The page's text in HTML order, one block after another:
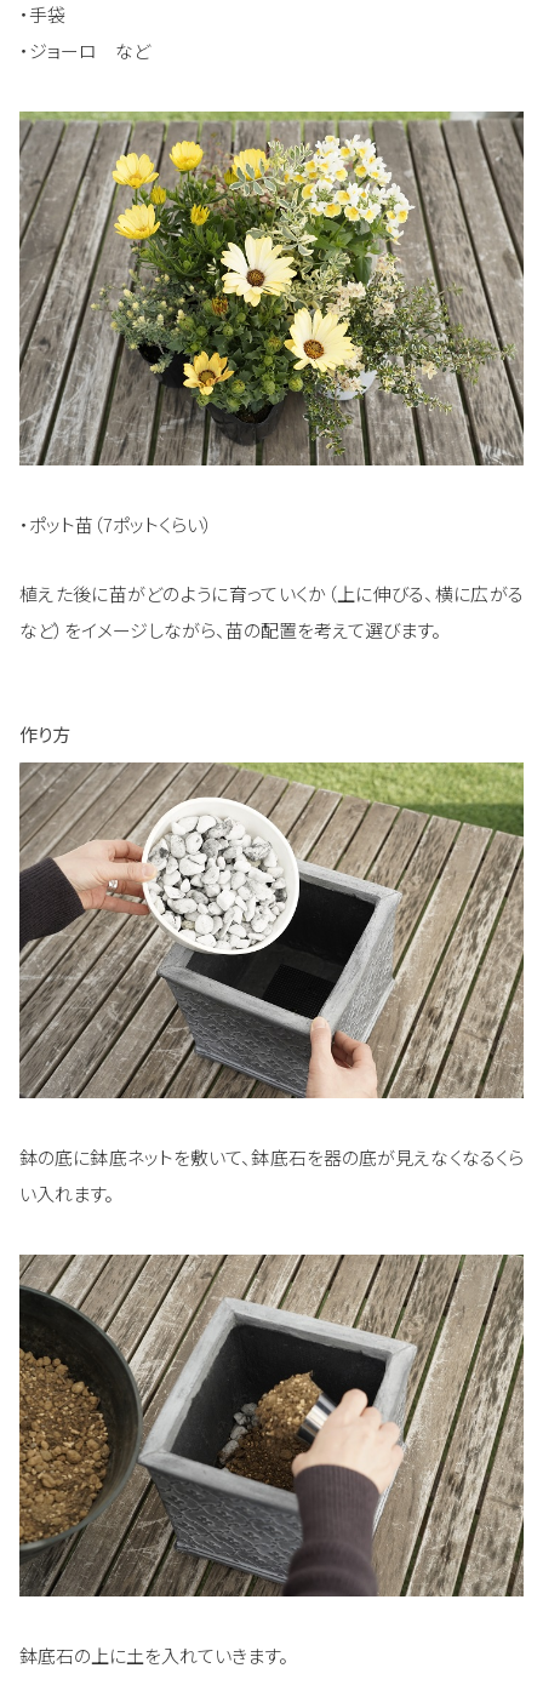
・手袋
・ジョーロ など
・ポット苗（7ポットくらい）
植えた後に苗がどのように育っていくか（上に伸びる、横に広がる
など）をイメージしながら、苗の配置を考えて選びます。
作り方
鉢の底に鉢底ネットを敷いて、鉢底石を器の底が見えなくなるくら
い入れます。
鉢底石の上に土を入れていきます。